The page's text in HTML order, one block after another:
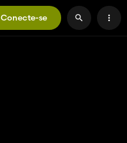
Conecte-se